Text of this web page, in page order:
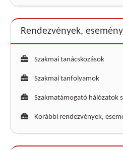
Rendezvények,
Szakmai tanácskozások
Szakmai tanfolyamok
Szakmatámogató hálózatok
Korábbi rendezvények,